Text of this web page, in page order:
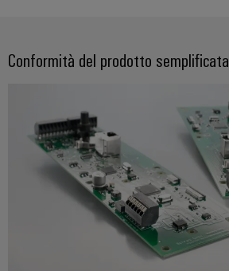
Soluzioni
per
sistemi
di
stoccaggio
energetico
(ESS)
Trasmissione
distribuzione
Industrial
Accesso
remoto
Piattaforma
dei
servizi
industriali
easyConnect
Conformità del prodotto semplificata